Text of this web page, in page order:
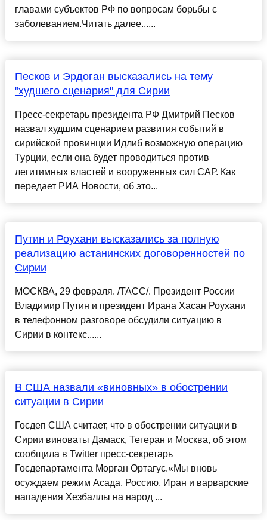
главами субъектов РФ по вопросам борьбы с
заболеванием.Читать далее......
Песков и Эрдоган высказались на тему
"худшего сценария" для Сирии
Пресс-секретарь президента РФ Дмитрий Песков
назвал худшим сценарием развития событий в
сирийской провинции Идлиб возможную операцию
Турции, если она будет проводиться против
легитимных властей и вооруженных сил САР. Как
передает РИА Новости, об это...
Путин и Роухани высказались за полную
реализацию астанинских договоренностей по
Сирии
МОСКВА, 29 февраля. /ТАСС/. Президент России
Владимир Путин и президент Ирана Хасан Роухани
в телефонном разговоре обсудили ситуацию в
Сирии в контекс......
В США назвали «виновных» в обострении
ситуации в Сирии
Госдеп США считает, что в обострении ситуации в
Сирии виноваты Дамаск, Тегеран и Москва, об этом
сообщила в Twitter пресс-секретарь
Госдепартамента Морган Ортагус.«Мы вновь
осуждаем режим Асада, Россию, Иран и варварские
нападения Хезбаллы на народ ...